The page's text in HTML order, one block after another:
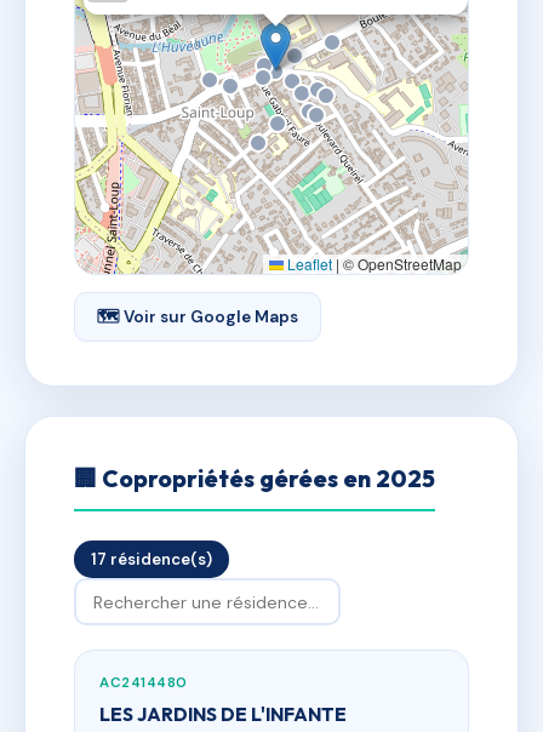
Leaflet | © OpenStreetMap
🗺 Voir sur Google Maps
🏢 Copropriétés gérées en 2025
17 résidence(s)
AC2414480
LES JARDINS DE L'INFANTE